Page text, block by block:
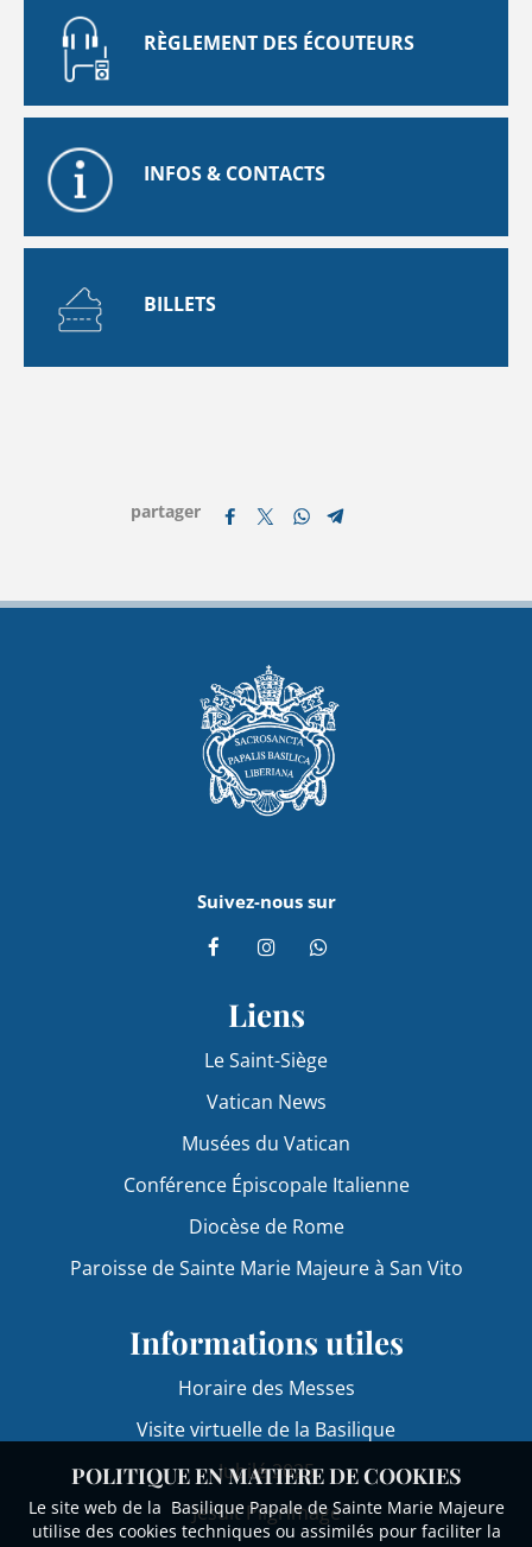
RÈGLEMENT DES ÉCOUTEURS
INFOS & CONTACTS
BILLETS
partager
Suivez-nous sur
Liens
Le Saint-Siège
Vatican News
Musées du Vatican
Conférence Épiscopale Italienne
Diocèse de Rome
Paroisse de Sainte Marie Majeure à San Vito
Informations utiles
Horaire des Messes
Visite virtuelle de la Basilique
Jubilé 2025
Jesuit Pilgrimage
POLITIQUE EN MATIERE DE COOKIES
Le site web de la Basilique Papale de Sainte Marie Majeure
utilise des cookies techniques ou assimilés pour faciliter la